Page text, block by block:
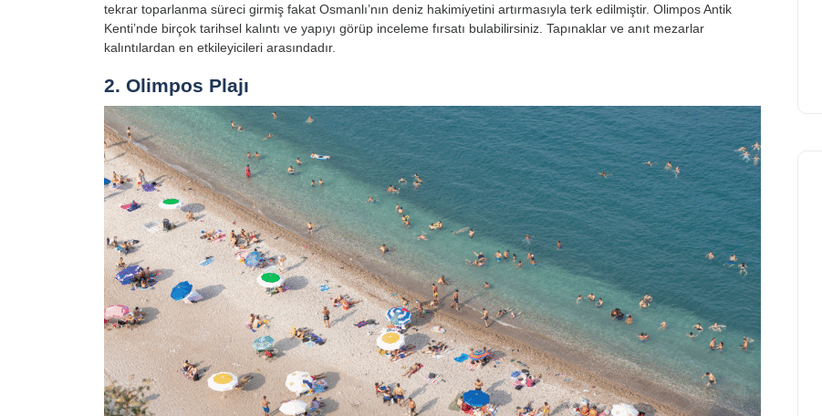
tekrar toparlanma süreci girmiş fakat Osmanlı’nın deniz hakimiyetini artırmasıyla terk edilmiştir. Olimpos Antik
Kenti’nde birçok tarihsel kalıntı ve yapıyı görüp inceleme fırsatı bulabilirsiniz. Tapınaklar ve anıt mezarlar
kalıntılardan en etkileyicileri arasındadır.
2. Olimpos Plajı